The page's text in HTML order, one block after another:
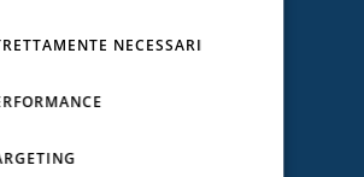
anche
interessare
NECESSARI